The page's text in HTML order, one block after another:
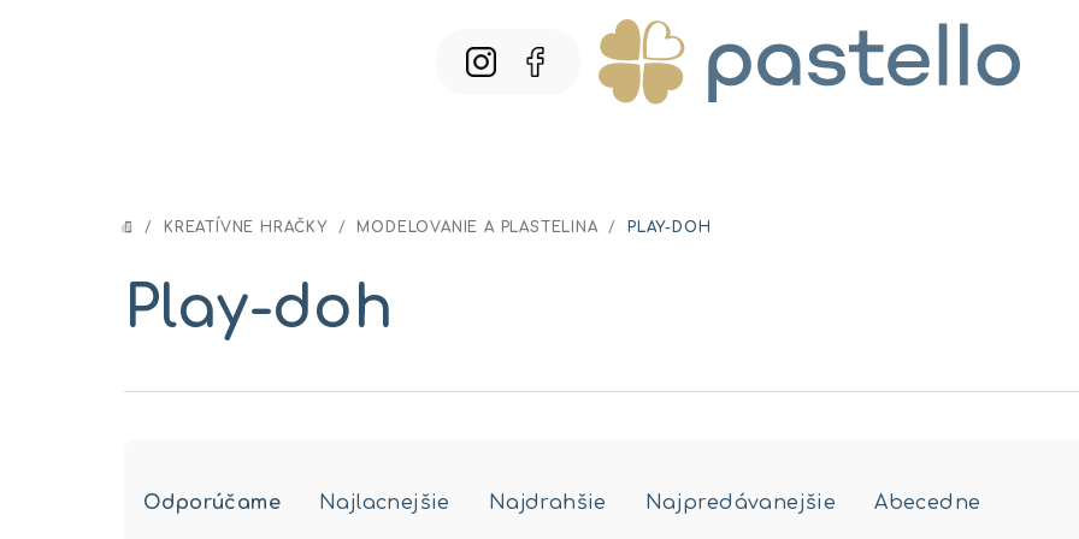
DOMOV
/ KREATÍVNE HRAČKY / MODELOVANIE A PLASTELINA / PLAY-DOH
Play-doh
a
Odporúčame Najlacnejšie Najdrahšie Najpredávanejšie Abecedne